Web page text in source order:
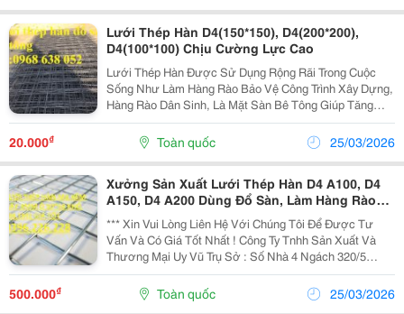
Lưới Thép Hàn D4(150*150), D4(200*200),
D4(100*100) Chịu Cường Lực Cao
Lưới Thép Hàn Được Sử Dụng Rộng Rãi Trong Cuộc
Sống Như Làm Hàng Rào Bảo Vệ Công Trình Xây Dựng,
Hàng Rào Dân Sinh, Là Mặt Sàn Bê Tông Giúp Tăng
Khả Năng Chịu Lực Cho Bề Mặt Sàn,... Lưới Được Sản
Xuất Trên Dây Chuyền Máy Móc Hiện Đại Nhập...
20.000₫ Toàn quốc 25/03/2026
Xưởng Sản Xuất Lưới Thép Hàn D4 A100, D4
A150, D4 A200 Dùng Đổ Sàn, Làm Hàng Rào
Hàng Có Sẵn.
*** Xin Vui Lòng Liên Hệ Với Chúng Tôi Để Được Tư
Vấn Và Có Giá Tốt Nhất ! Công Ty Tnhh Sản Xuất Và
Thương Mại Uy Vũ Trụ Sở : Số Nhà 4 Ngách 320/5
Khương Đình Hạ Đình - Thanh Xuân &Ndash; Hn Văn
Phòng Hà Nội : Số 109C _Tựu Liệt _ Thanh Trì _ Hà
500.000₫ Toàn quốc 25/03/2026